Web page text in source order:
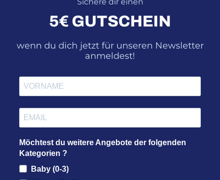
5€ GUTSCHEIN
wenn du dich jetzt für unseren Newsletter
anmeldest!
Möchtest du weitere Angebote der folgenden
Kategorien ?
Baby (0-3)